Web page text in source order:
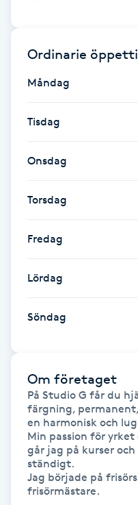
Fransk manikyr
Fransrengöring
G
Gel naglar
Gelenaglar
Gellack
Gellack med förstärkning
Ordinarie
Måndag
Tisdag
Onsdag
Torsdag
Fredag
Lördag
Söndag
Om företaget
På Studio G får du
färgning,
en harmonisk och
Min passion för
går jag på kurser
ständigt.
Jag började på
frisörmästare.